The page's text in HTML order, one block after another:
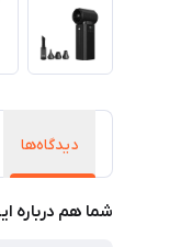
دیدگاه‌ها
شما هم درباره